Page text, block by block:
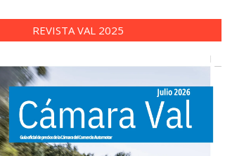
REVISTA VAL 2025